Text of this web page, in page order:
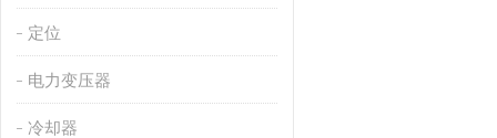
定位
电力变压器
冷却器